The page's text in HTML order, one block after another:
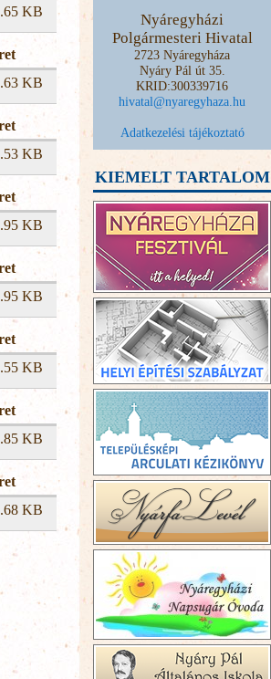
KB
KB
KB
KB
KB
KB
KB
KB
Nyáregyházi
Polgármesteri Hivatal
2723 Nyáregyháza
Nyáry Pál út 35.
KRID:300339716
hivatal@nyaregyhaza.hu
Adatkezelési tájékoztató
KIEMELT TARTALOM